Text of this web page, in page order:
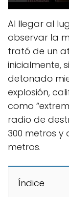
Al llegar al
observar la
trató de un
inicialmente,
detonado
explosión,
como
radio de
300 metros
metros.
Índice